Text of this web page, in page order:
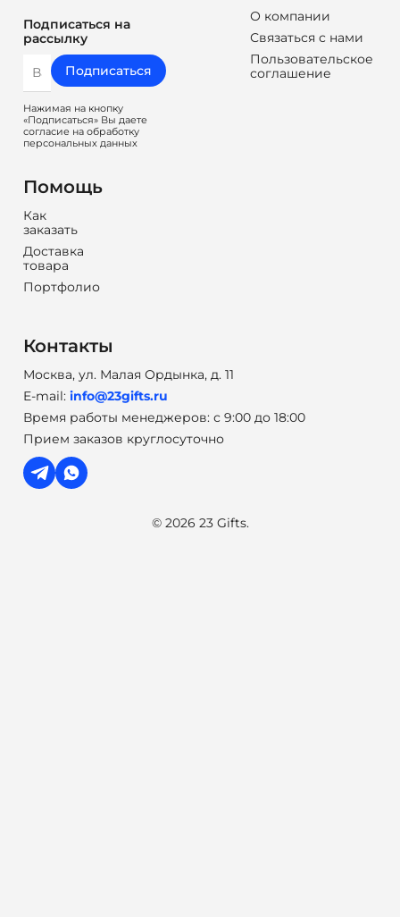
Подписаться на
рассылку
Подписаться
Нажимая на кнопку
«Подписаться» Вы даете
согласие на обработку
персональных данных
О компании
Связаться с нами
Пользовательское
соглашение
Помощь
Как
заказать
Доставка
товара
Портфолио
Контакты
Москва, ул. Малая Ордынка, д. 11
E-mail: info@23gifts.ru
Время работы менеджеров: с 9:00 до 18:00
Прием заказов круглосуточно
© 2026 23 Gifts.